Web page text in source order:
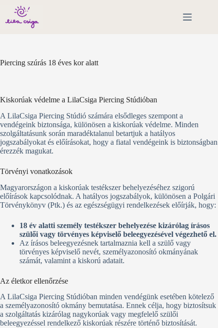
content
Piercing szúrás 18 éves kor alatt
Kiskorúak védelme a LilaCsiga Piercing Stúdióban
A LilaCsiga Piercing Stúdió számára elsődleges szempont a
vendégeink biztonsága, különösen a kiskorúak védelme. Minden
szolgáltatásunk során maradéktalanul betartjuk a hatályos
jogszabályokat és előírásokat, hogy a fiatal vendégeink is biztonságban
érezzék magukat.
Törvényi vonatkozások
Magyarországon a kiskorúak testékszer behelyezéséhez szigorú
előírások kapcsolódnak. A hatályos jogszabályok, különösen a Polgári
Törvénykönyv (Ptk.) és az egészségügyi rendelkezések előírják, hogy:
18 év alatti személy testékszer behelyezése kizárólag írásos
szülői vagy törvényes képviselő beleegyezésével végezhető el.
Az írásos beleegyezésnek tartalmaznia kell a szülő vagy
törvényes képviselő nevét, személyazonosító okmányának
számát, valamint a kiskorú adatait.
Az életkor ellenőrzése
A LilaCsiga Piercing Stúdióban minden vendégünk esetében kötelező
a személyazonosító okmány bemutatása. Ennek célja, hogy biztosítsuk
a szolgáltatás kizárólag nagykorúak vagy megfelelő szülői
beleegyezéssel rendelkező kiskorúak részére történő biztosítását.